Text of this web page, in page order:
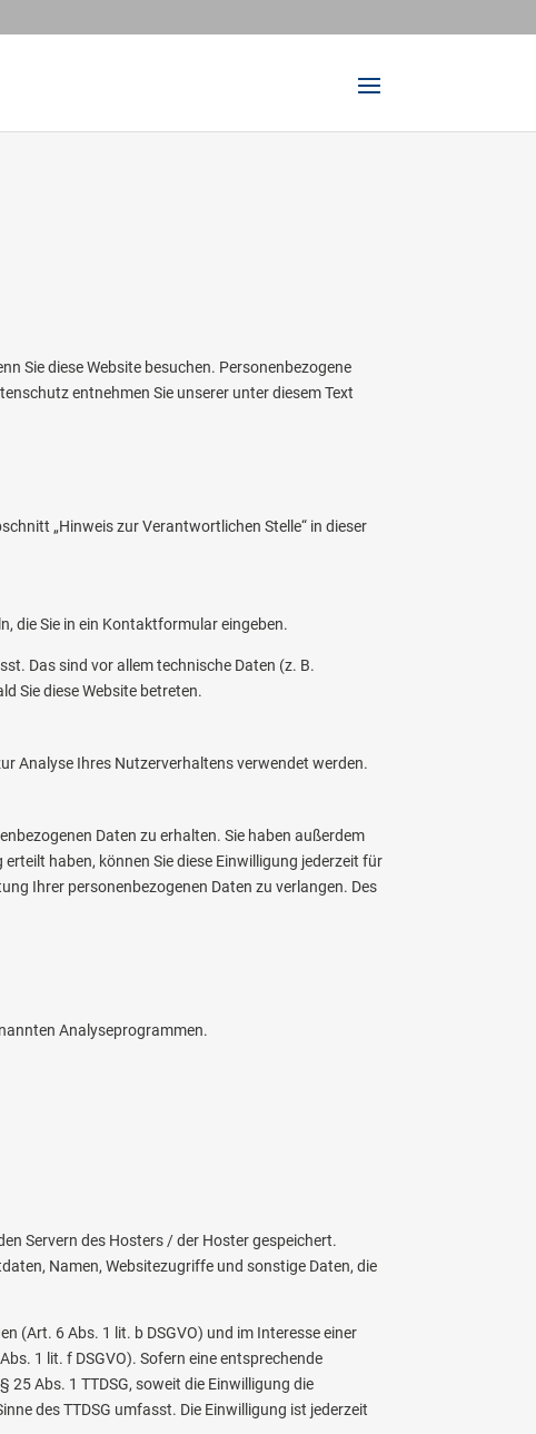
Sie diese Website besuchen. Personenbezogene
entnehmen Sie unserer unter diesem Text
„Hinweis zur Verantwortlichen Stelle“ in dieser
die Sie in ein Kontaktformular eingeben.
Das sind vor allem technische Daten (z. B.
Sie diese Website betreten.
Analyse Ihres Nutzerverhaltens verwendet werden.
Daten zu erhalten. Sie haben außerdem
haben, können Sie diese Einwilligung jederzeit für
Ihrer personenbezogenen Daten zu verlangen. Des
Analyseprogrammen.
Servern des Hosters / der Hoster gespeichert.
Namen, Websitezugriffe und sonstige Daten, die
(Art. 6 Abs. 1 lit. b DSGVO) und im Interesse einer
1 lit. f DSGVO). Sofern eine entsprechende
Abs. 1 TTDSG, soweit die Einwilligung die
des TTDSG umfasst. Die Einwilligung ist jederzeit